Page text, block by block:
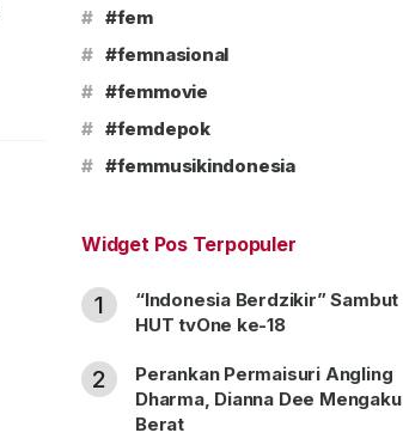
# #fem
# #femnasional
# #femmovie
# #femdepok
# #femmusikindonesia
Widget Pos Terpopuler
1
“Indonesia Berdzikir” Sambut
HUT tvOne ke-18
2
Perankan Permaisuri Angling
Dharma, Dianna Dee Mengaku
Berat